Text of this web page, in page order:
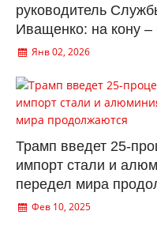
руководитель
Иващенко: на кону –
Янв 02, 2026
Трамп введет 25-
импорт стали и
передел мира
Фев 10, 2025